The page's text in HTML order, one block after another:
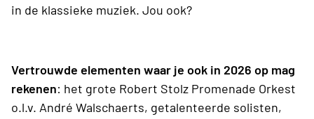
in de klassieke muziek. Jou ook?
Vertrouwde elementen waar je ook in 2026 op mag
rekenen: het grote Robert Stolz Promenade Orkest
o.l.v. André Walschaerts, getalenteerde solisten,